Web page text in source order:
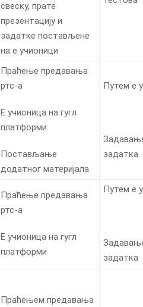
свеску, прате
презентацију и
задатке постављене
на е учионици
Праћење предавања
ртс-а
Е учионица на гугл
платформи
Постављање
додатног материјала
Путем е
задатка
Праћење предавања
ртс-а
Е учионица на гугл
платформи
Путем е
задатка
Праћењем предавања